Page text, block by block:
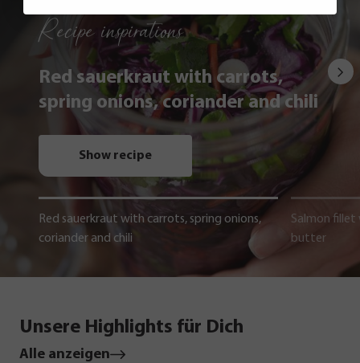
Recipe inspirations
Red sauerkraut with carrots,
spring onions, coriander and chili
Show recipe
Red sauerkraut with carrots, spring onions,
coriander and chili
Salmon fillet
butter
Unsere Highlights für Dich
Alle anzeigen